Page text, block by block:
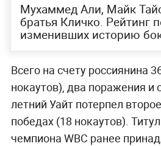
Мухаммед Али, Майк
братья Кличко. Рейтинг
изменивших историю
Всего на счету россиянина
нокаутов), два поражения и
летний Уайт потерпел
победах (18 нокаутов).
чемпиона WBC ранее